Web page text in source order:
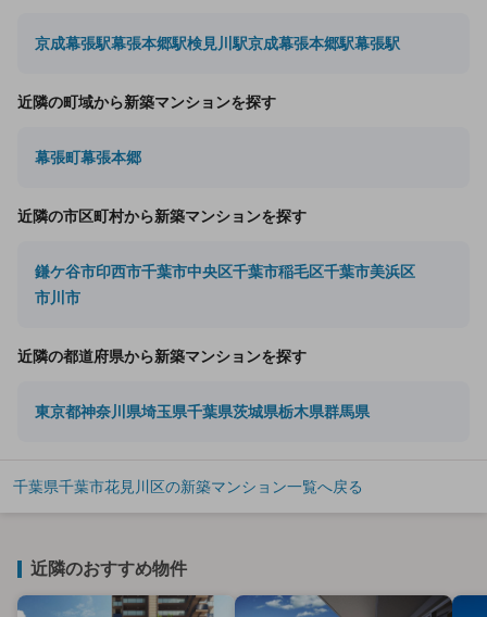
京成幕張駅幕張本郷駅検見川駅京成幕張本郷駅幕張駅
近隣の町域から新築マンションを探す
幕張町幕張本郷
近隣の市区町村から新築マンションを探す
鎌ケ谷市印西市千葉市中央区千葉市稲毛区千葉市美浜区
市川市
近隣の都道府県から新築マンションを探す
東京都神奈川県埼玉県千葉県茨城県栃木県群馬県
千葉県千葉市花見川区の新築マンション一覧へ戻る
近隣のおすすめ物件